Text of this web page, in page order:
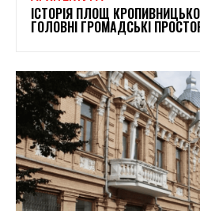
ІСТОРІЯ ПЛОЩ
ГОЛОВНІ ГРОМАДСЬКІ